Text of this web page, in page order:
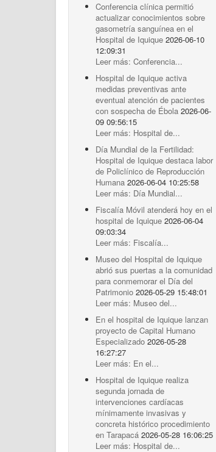
Conferencia clínica permitió
actualizar conocimientos sobre
gasometría sanguínea en el
Hospital de Iquique 2026-06-10
12:09:31
Leer más: Conferencia...
Hospital de Iquique activa
medidas preventivas ante
eventual atención de pacientes
con sospecha de Ébola 2026-06-
09 09:56:15
Leer más: Hospital de...
Día Mundial de la Fertilidad:
Hospital de Iquique destaca labor
de Policlínico de Reproducción
Humana 2026-06-04 10:25:58
Leer más: Día Mundial...
Fiscalía Móvil atenderá hoy en el
hospital de Iquique 2026-06-04
09:03:34
Leer más: Fiscalía...
Museo del Hospital de Iquique
abrió sus puertas a la comunidad
para conmemorar el Día del
Patrimonio 2026-05-29 15:48:01
Leer más: Museo del...
En el hospital de Iquique lanzan
proyecto de Capital Humano
Especializado 2026-05-28
16:27:27
Leer más: En el...
Hospital de Iquique realiza
segunda jornada de
intervenciones cardíacas
mínimamente invasivas y
concreta histórico procedimiento
en Tarapacá 2026-05-28 16:06:25
Leer más: Hospital de...